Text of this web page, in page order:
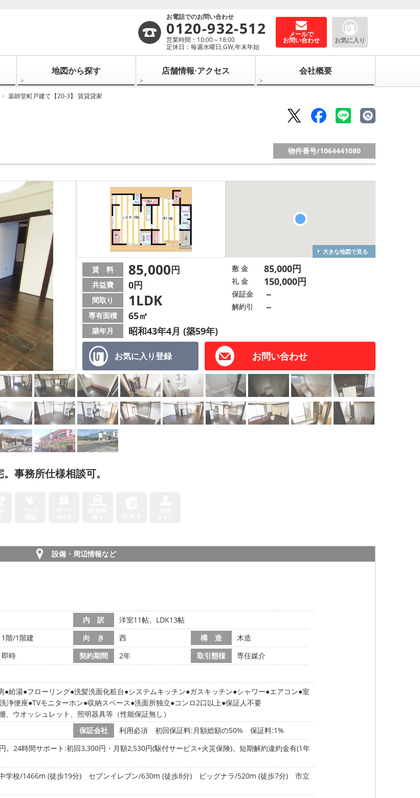
お電話でのお問い合わせ
0120-932-512
営業時間：10:00～18:00
定休日：毎週水曜日,GW,年末年始
メールで
お問い合わせ お気に入り
地図から探す 店舗情報·アクセス 会社概要
薬師堂町戸建て【20-3】 賃貸貸家
物件番号/1064441080
大きな地図で見る
お気に入り登録 お問い合わせ
賃 料 85,000円
共益費 0円
間取り 1LDK
専有面積 65㎡
築年月 昭和43年4月 (築59年)
敷 金 85,000円
礼 金 150,000円
保証金 －
解約引 －
事務所仕様相談可。
設備・周辺情報など
内 訳
洋室11帖、LDK13帖
1階/1階建 向 き 西 構 造
木造
即時 契約期間 2年 取引態様
専任媒介
給湯 フローリング 洗髪洗面化粧台 システムキッチン ガスキッチン シャワー エアコン 室
浄便座 TVモニターホン 収納スペース 洗面所独立 コンロ2口以上 保証人不要
ウオッシュレット、照明器具等（性能保証無し）
保証会社
利用必須 初回保証料:月額総額の50% 保証料:1%
。24時間サポート:初回3,300円・月額2,530円(駆付サービス+火災保険)。短期解約違約金有(1年
学校/1466m (徒歩19分) セブンイレブン/630m (徒歩8分) ビッグナラ/520m (徒歩7分)
市立